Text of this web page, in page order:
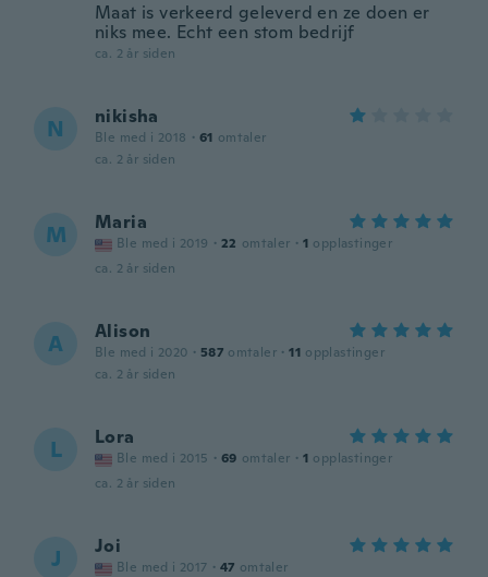
Maat is verkeerd geleverd en ze doen er
niks mee. Echt een stom bedrijf
ca. 2 år siden
N nikisha
Ble med i 2018 · 61 omtaler
ca. 2 år siden
M Maria
Ble med i 2019 · 22 omtaler · 1 opplastinger
ca. 2 år siden
A Alison
Ble med i 2020 · 587 omtaler · 11 opplastinger
ca. 2 år siden
L Lora
Ble med i 2015 · 69 omtaler · 1 opplastinger
ca. 2 år siden
J Joi
Ble med i 2017 · 47 omtaler